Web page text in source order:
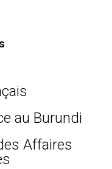
au Burundi
Affaires